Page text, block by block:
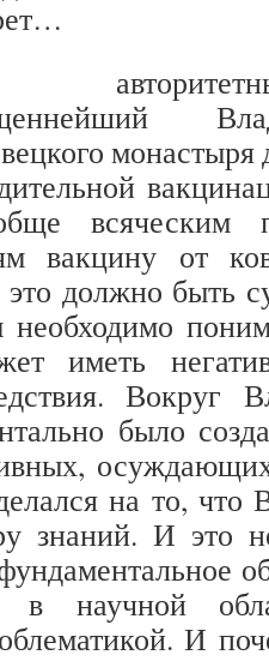
всяческим
вакцину от
это должно быть
иметь
Вокруг
было
на то, что
знаний. И это
в научной
И